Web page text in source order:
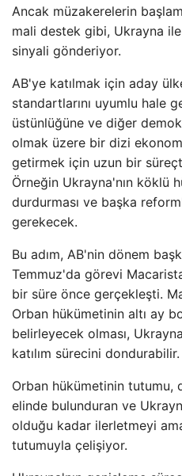
Ancak müzakerelerin
mali destek gibi, Ukrayna
sinyali gönderiyor.
AB'ye katılmak için aday
standartlarını uyumlu hale
üstünlüğüne ve diğer
olmak üzere bir dizi
getirmek için uzun bir
Örneğin Ukrayna'nın köklü
durdurması ve başka
gerekecek.
Bu adım, AB'nin dönem
Temmuz'da görevi
bir süre önce gerçekleşti.
Orban hükümetinin altı ay
belirleyecek olması,
katılım sürecini dondurabilir.
Orban hükümetinin tutumu,
elinde bulunduran ve
olduğu kadar ilerletmeyi
tutumuyla çelişiyor.